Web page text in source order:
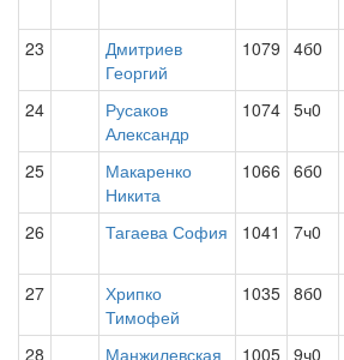
23
Дмитриев
Георгий
1079 4б0
24
Русаков
Александр
1074 5ч0
25
Макаренко
Никита
1066 6б0
26 Тагаева София 1041 7ч0
27
Хрипко
Тимофей
1035 8б0
28
Манжилевская
1005 9ч0